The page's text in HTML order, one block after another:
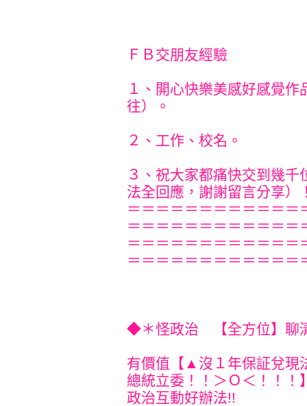
ＦＢ交朋友經驗
１、開心快樂美感好感覺
往）。
２、工作、校名。
３、祝大家都痛快交到幾
法全回應，謝謝留言分享）
＝＝＝＝＝＝＝＝＝＝＝＝
＝＝＝＝＝＝＝＝＝＝＝＝
＝＝＝＝＝＝＝＝＝＝＝＝
＝＝＝＝＝＝＝＝＝＝＝＝
◆＊怪政治 【全方位】聊
有價值【▲沒１年保証兌
總統立委！！＞Ｏ＜！！！
政治互動好辦法!!